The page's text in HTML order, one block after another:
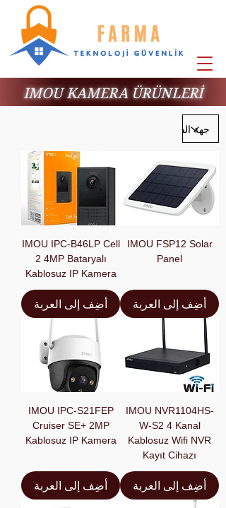
IMOU KAMERA ÜRÜNLERİ
IMOU FSP12 Solar
Panel
أضِف إلى العربة
IMOU IPC-B46LP Cell
2 4MP Bataryalı
Kablosuz IP Kamera
أضِف إلى العربة
IMOU NVR1104HS-
W-S2 4 Kanal
Kablosuz Wifi NVR
Kayıt Cihazı
أضِف إلى العربة
IMOU IPC-S21FEP
Cruiser SE+ 2MP
Kablosuz IP Kamera
أضِف إلى العربة